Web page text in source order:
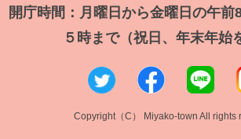
開庁時間：月曜日から金曜日の午前
５時まで（祝日、年末年始
Copyright（C） Miyako-town All rights